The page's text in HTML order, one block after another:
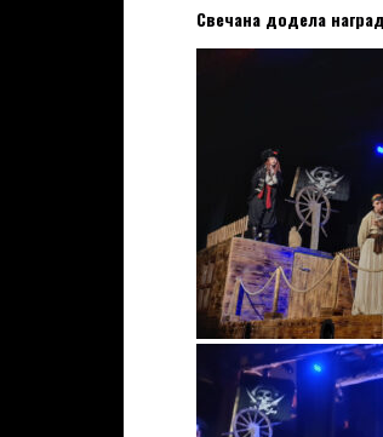
Свечана додела